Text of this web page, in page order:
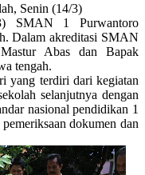
Senin (14/3)
SMAN 1 Purwantoro
Dalam akreditasi SMAN
Abas dan Bapak
tengah.
yang terdiri dari kegiatan
selanjutnya dengan
nasional pendidikan 1
dokumen dan